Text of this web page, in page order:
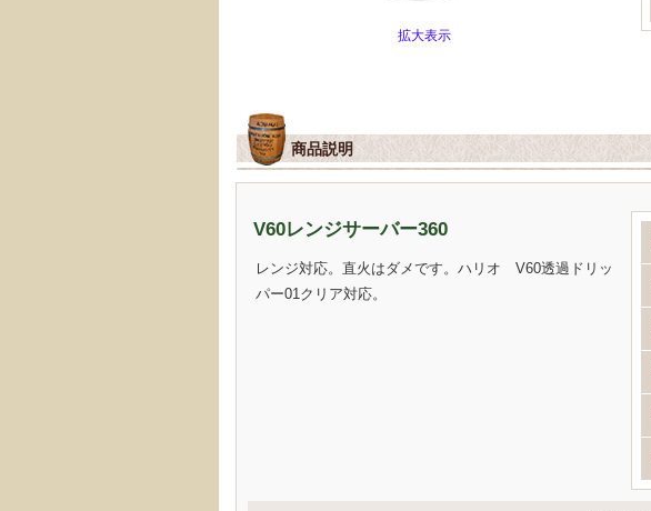
拡大表示
商品説明
V60レンジサーバー360
レンジ対応。直火はダメです。ハリオ V60透過ドリッ
パー01クリア対応。